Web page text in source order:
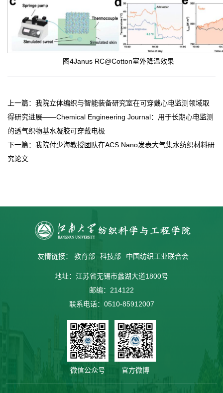
图4Janus RC@Cotton室外降温效果
上一篇： 我院立体编织与智能装备研究室在可穿戴心电监测领域取
得研究进展——Chemical Engineering Journal：用于长期心电监测
的透气织物基水凝胶可穿戴电极
下一篇： 我院付少海教授团队在ACS Nano发表大气集水纺织材料研
究论文
友情链接： 教育部 科技部 中国纺织工业联合会
地址：江苏省无锡市蠡湖大道1800号
邮编：214122
联系电话：0510-85912007
微信公众号 官方微博